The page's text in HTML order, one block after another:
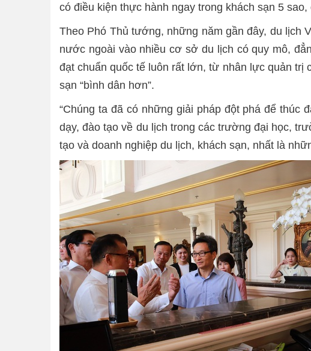
có điều kiện thực hành ngay trong khách sạn 5
Theo Phó Thủ tướng, những năm gần đây, du
nước ngoài vào nhiều cơ sở du lịch có quy mô,
đạt chuẩn quốc tế luôn rất lớn, từ nhân lực quản trị
sạn “bình dân hơn”.
“Chúng ta đã có những giải pháp đột phá để
dạy, đào tạo về du lịch trong các trường đại học,
tạo và doanh nghiệp du lịch, khách sạn, nhất là